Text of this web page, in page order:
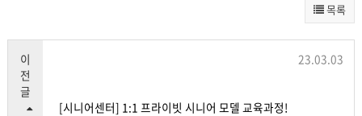
목록
이
전
글
[시니어센터] 1:1 프라이빗 시니어 모델 교육과정!
23.03.03